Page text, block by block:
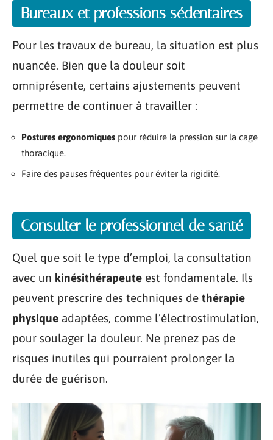
Bureaux et professions sédentaires
Pour les travaux de bureau, la situation est plus
nuancée. Bien que la douleur soit
omniprésente, certains ajustements peuvent
permettre de continuer à travailler :
Postures ergonomiques pour réduire la pression sur la cage
thoracique.
Faire des pauses fréquentes pour éviter la rigidité.
Consulter le professionnel de santé
Quel que soit le type d’emploi, la consultation
avec un kinésithérapeute est fondamentale. Ils
peuvent prescrire des techniques de thérapie
physique adaptées, comme l’électrostimulation,
pour soulager la douleur. Ne prenez pas de
risques inutiles qui pourraient prolonger la
durée de guérison.